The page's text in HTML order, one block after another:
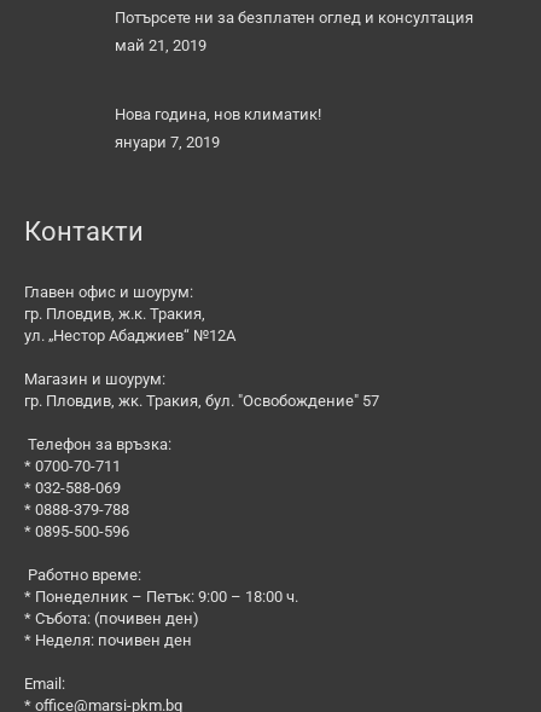
Потърсете ни за безплатен оглед и консултация
май 21, 2019
Нова година, нов климатик!
януари 7, 2019
Контакти
Главен офис и шоурум:
гр. Пловдив, ж.к. Тракия,
ул. „Нестор Абаджиев“ №12А
Магазин и шоурум:
гр. Пловдив, жк. Тракия, бул. "Освобождение" 57
Телефон за връзка:
* 0700-70-711
* 032-588-069
* 0888-379-788
* 0895-500-596
Работно време:
* Понеделник – Петък: 9:00 – 18:00 ч.
* Събота: (почивен ден)
* Неделя: почивен ден
Email:
* office@marsi-pkm.bg